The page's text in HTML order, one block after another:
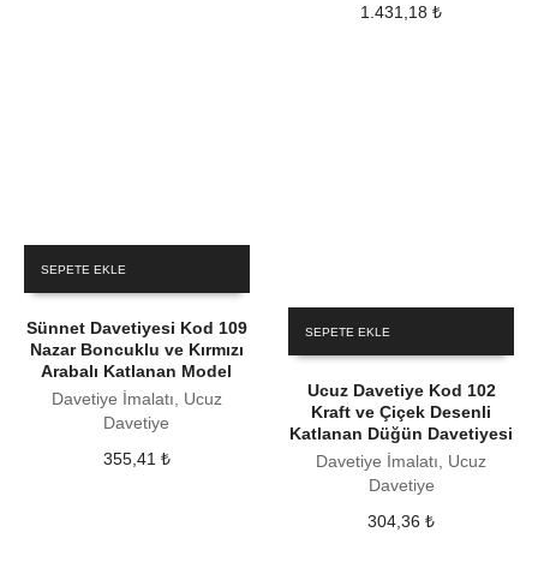
1.431,18₺
SEPETE EKLE
Sünnet Davetiyesi Kod 109
Nazar Boncuklu ve Kırmızı
Arabalı Katlanan Model
Davetiye İmalatı, Ucuz
Davetiye
355,41 ₺
SEPETE EKLE
Ucuz Davetiye Kod 102
Kraft ve Çiçek Desenli
Katlanan Düğün Davetiyesi
Davetiye İmalatı, Ucuz
Davetiye
304,36₺